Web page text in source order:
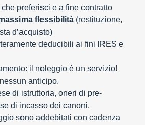
preferisci e a fine contratto
flessibilità (restituzione,
d’acquisto)
deducibili ai fini IRES e
il noleggio è un servizio!
anticipo.
di istruttoria, oneri di pre-
di incasso dei canoni.
sono addebitati con cadenza